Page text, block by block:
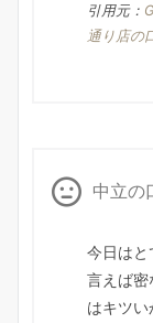
引用元：
通り店の
中立の
今日はと
言えば密
はキツ